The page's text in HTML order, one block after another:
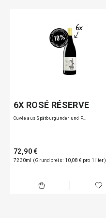
6X ROSÉ RÉSERVE
Cuvée aus Spätburgunder und P…
72,90 €
7230ml (Grundpreis: 10,08 € pro 1liter)